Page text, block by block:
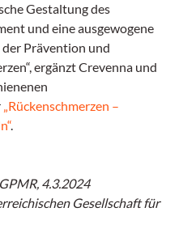
Gestaltung des
und eine ausgewogene
Prävention und
ergänzt Crevenna und
„Rückenschmerzen –
.
4.3.2024
Gesellschaft für